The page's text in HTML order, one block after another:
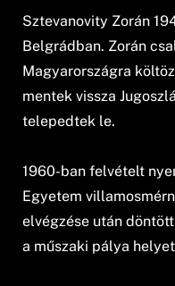
Sztevanovity Zorán
Belgrádban. Zorán
Magyarországra
mentek vissza
telepedtek le.
1960-ban felvételt
Egyetem
elvégzése után
a műszaki pálya